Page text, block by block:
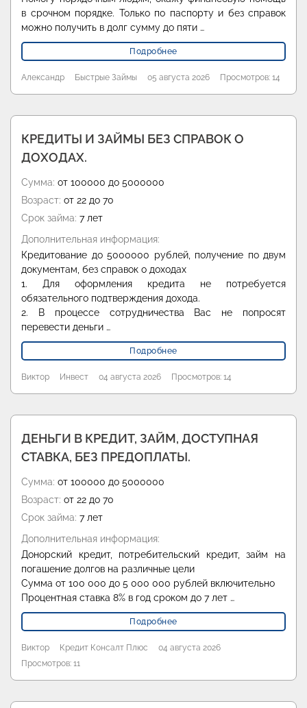
в срочном порядке. Только по паспорту и без справок
можно получить в долг сумму до пяти …
Подробнее
Александр Быстрые Займы 05 августа 2026 Просмотров: 14
КРЕДИТЫ И ЗАЙМЫ БЕЗ СПРАВОК О
ДОХОДАХ.
Сумма: от 100000 до 5000000
Возраст: от 22 до 70
Срок займа: 7 лет
Дополнительная информация:
Кредитование до 5000000 рублей, получение по двум
документам, без справок о доходах
1. Для оформления кредита не потребуется
обязательного подтверждения дохода.
2. В процессе сотрудничества Вас не попросят
перевести деньги …
Подробнее
Виктор Инвест 04 августа 2026 Просмотров: 14
ДЕНЬГИ В КРЕДИТ, ЗАЙМ, ДОСТУПНАЯ
СТАВКА, БЕЗ ПРЕДОПЛАТЫ.
Сумма: от 100000 до 5000000
Возраст: от 22 до 70
Срок займа: 7 лет
Дополнительная информация:
Донорский кредит, потребительский кредит, займ на
погашение долгов на различные цели
Сумма от 100 000 до 5 000 000 рублей включительно
Процентная ставка 8% в год сроком до 7 лет …
Подробнее
Виктор Кредит Консалт Плюс
04 августа 2026
Просмотров: 11